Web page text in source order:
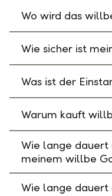
Wo wird das
Wie sicher ist
Was ist der
Warum kauft
Wie lange dauert
meinem willbe
Wie lange